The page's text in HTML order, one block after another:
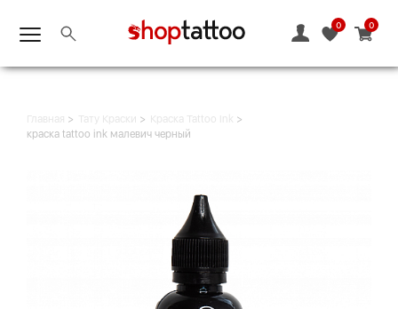
0
0
Главная Тату Краски
Краска Tattoo Ink
краска tattoo ink малевич черный